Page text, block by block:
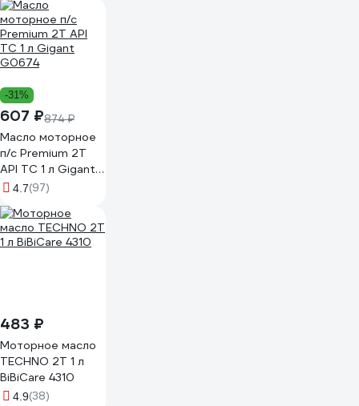
-31%
607 ₽874 ₽
Масло моторное
п/с Premium 2Т
API TC 1 л Gigant
G0674
4.7(97)
483 ₽
Моторное масло
TECHNO 2Т 1 л
BiBiCare 4310
4.9(38)